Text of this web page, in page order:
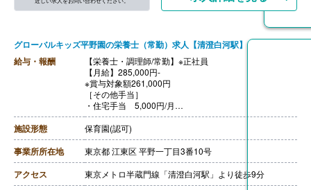
グローバルキッズ平野園の栄養士（常勤）求人【清澄白河駅】
給与・報酬
【栄養士・調理師/常勤】※正社員
【月給】285,000円-
※賞与対象額261,000円
［その他手当］
・住宅手当 5,000円/月
※寮・借り上げ住宅を利用されない方のみ
・子ども手当 5,000円/月※支給条件あり
【賞与】年2回（計2.00ヶ月分）※2025年度実績（6月・
12月）
一時金 ※2025年度実績（3月）
※年度末に配属園ごとの補助金残額を精算支
給。支給額は勤務実績や評価等に応じて変動。
施設形態 保育園(認可)
事業所所在地 東京都 江東区 平野一丁目3番10号
アクセス 東京メトロ半蔵門線「清澄白河駅」より徒歩9分